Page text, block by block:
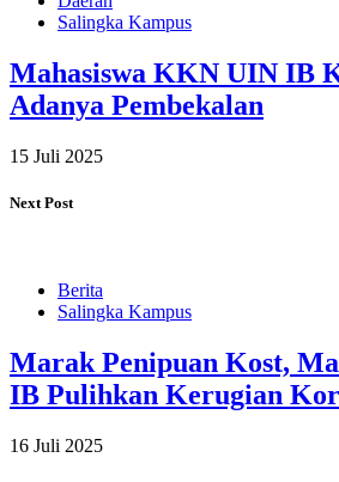
Salingka Kampus
Mahasiswa KKN UIN IB
Adanya Pembekalan
15 Juli 2025
Next Post
Berita
Salingka Kampus
Marak Penipuan Kost,
IB Pulihkan Kerugian
16 Juli 2025